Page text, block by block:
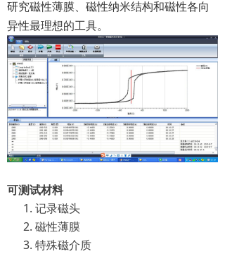
研究磁性薄膜、磁性纳米结构和磁性各向
异性最理想的工具。
可测试材料
记录磁头
磁性薄膜
特殊磁介质